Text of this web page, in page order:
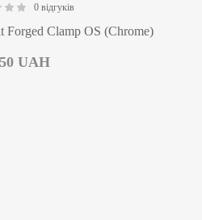
0 відгуків
Forged Clamp OS (Chrome)
UAH